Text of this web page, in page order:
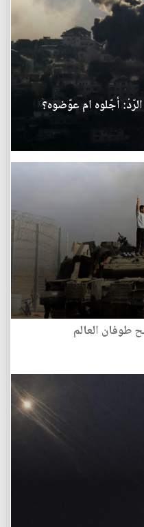
أجّلوه ام عوّضوه؟
طوفان العالم